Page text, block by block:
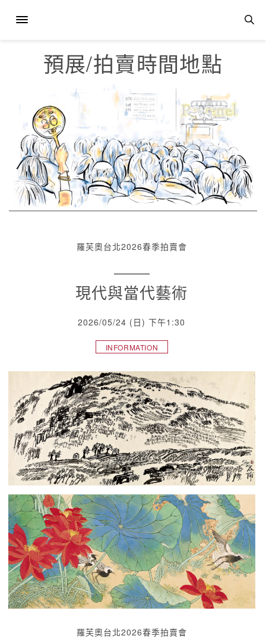
預展/拍賣時間地點
羅芙奧台北2026春季拍賣會
現代與當代藝術
2026/05/24 (日) 下午1:30
INFORMATION
羅芙奧台北2026春季拍賣會